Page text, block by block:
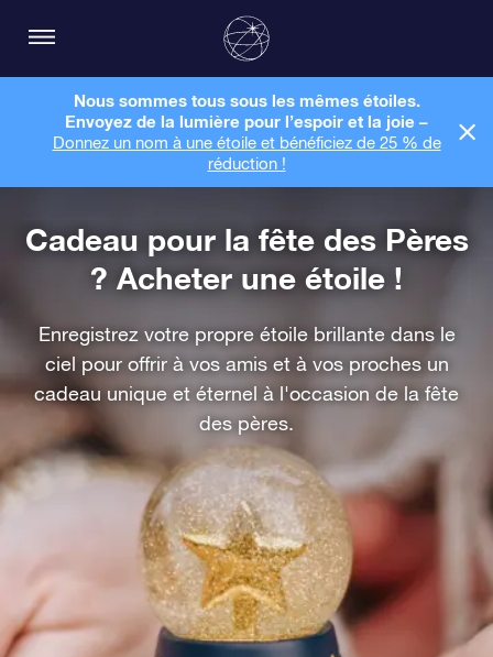
Nous sommes tous sous les mêmes étoiles.
Envoyez de la lumière pour l’espoir et la joie –
Donnez un nom à une étoile et bénéficiez de 25 % de
réduction !
Cadeau pour la fête des Pères
? Acheter une étoile !
Enregistrez votre propre étoile brillante dans le
ciel pour offrir à vos amis et à vos proches un
cadeau unique et éternel à l'occasion de la fête
des pères.